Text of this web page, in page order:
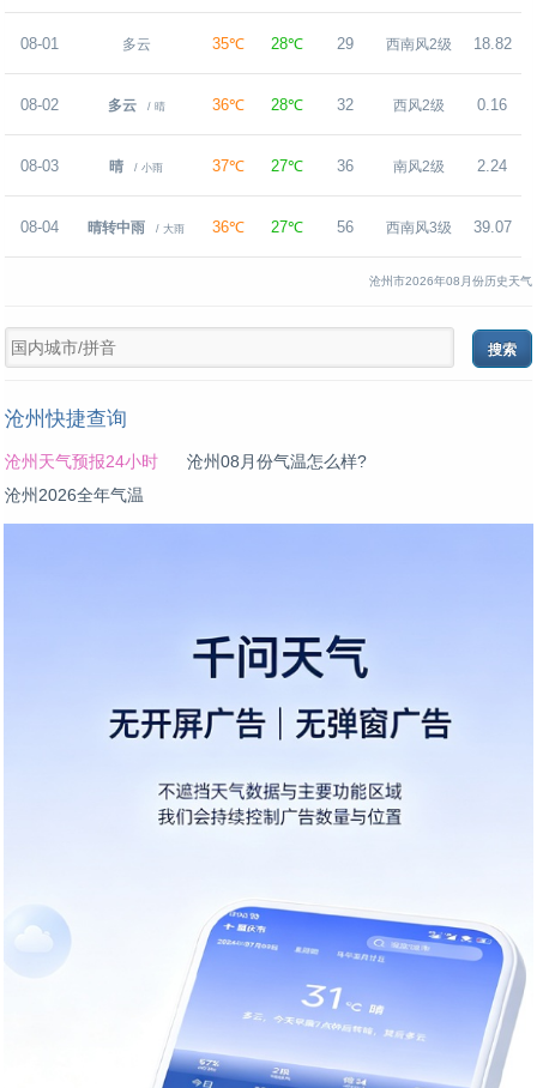
08-01 多云 35℃ 28℃ 29 西南风2级 18.82
08-02 多云 / 晴 36℃ 28℃ 32 西风2级 0.16
08-03 晴 / 小雨 37℃ 27℃ 36 南风2级 2.24
08-04 晴转中雨 / 大雨 36℃ 27℃ 56 西南风3级 39.07
沧州市2026年08月份历史天气
沧州快捷查询
沧州天气预报24小时
沧州08月份气温怎么样?
沧州2026全年气温